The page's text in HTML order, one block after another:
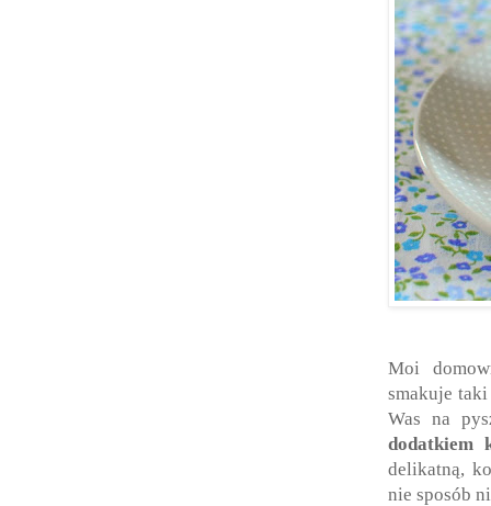
Moi
smakuje
Was na
dodatkiem
delikatną,
nie sposób